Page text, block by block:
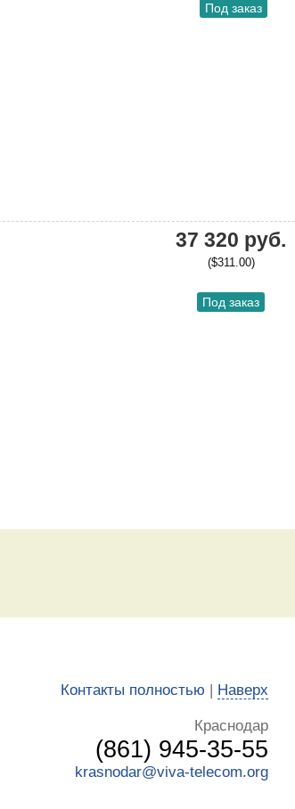
Под заказ
37 320 руб.
($311.00)
Под заказ
Контакты полностью | Наверх
Краснодар
(861) 945-35-55
krasnodar@viva-telecom.org